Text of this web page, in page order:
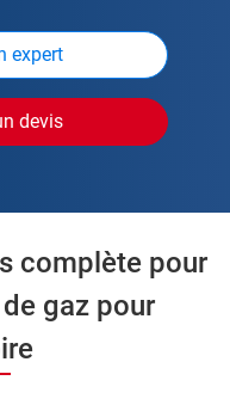
expert
devis
complète pour
gaz pour